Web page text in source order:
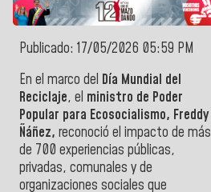
Publicado: 17/05/2026 05:59 PM
En el marco del Día Mundial del
Reciclaje, el ministro de Poder
Popular para Ecosocialismo, Freddy
Ñáñez, reconoció el impacto de más
de 700 experiencias públicas,
privadas, comunales y de
organizaciones sociales que